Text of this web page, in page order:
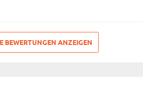
BEWERTUNGEN ANZEIGEN